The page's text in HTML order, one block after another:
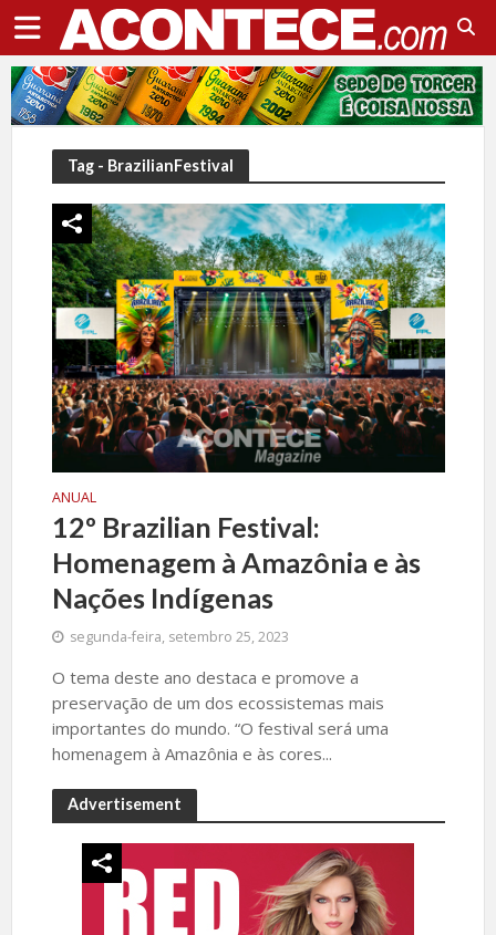
Tag - BrazilianFestival
ANUAL
12º Brazilian Festival:
Homenagem à Amazônia e às
Nações Indígenas
segunda-feira, setembro 25, 2023
O tema deste ano destaca e promove a
preservação de um dos ecossistemas mais
importantes do mundo. “O festival será uma
homenagem à Amazônia e às cores...
Advertisement